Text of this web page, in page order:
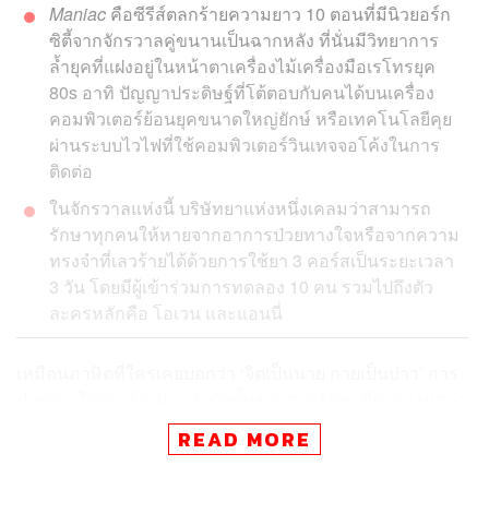
Maniac คือซีรีส์ตลกร้ายความยาว 10 ตอนที่มีนิวยอร์ก
ซิตี้จากจักรวาลคู่ขนานเป็นฉากหลัง ที่นั่นมีวิทยาการ
ล้ำยุคที่แฝงอยู่ในหน้าตาเครื่องไม้เครื่องมือเรโทรยุค
80s อาทิ ปัญญาประดิษฐ์ที่โต้ตอบกับคนได้บนเครื่อง
คอมพิวเตอร์ย้อนยุคขนาดใหญ่ยักษ์ หรือเทคโนโลยีคุย
ผ่านระบบไวไฟที่ใช้คอมพิวเตอร์วินเทจจอโค้งในการ
ติดต่อ
ในจักรวาลแห่งนี้ บริษัทยาแห่งหนึ่งเคลมว่าสามารถ
รักษาทุกคนให้หายจากอาการป่วยทางใจหรือจากความ
ทรงจำที่เลวร้ายได้ด้วยการใช้ยา 3 คอร์สเป็นระยะเวลา
3 วัน โดยมีผู้เข้าร่วมการทดลอง 10 คน รวมไปถึงตัว
ละครหลักคือ โอเวน และแอนนี่
เจ็บปวดกว่า และยังดูเหมือนมีทีท่าจะหายขาดยากกว่า ด้วย
ความที่จิตใจเป็นเรื่องนามธรรม เวลาป่วยกาย เรายังบอกได้
READ MORE